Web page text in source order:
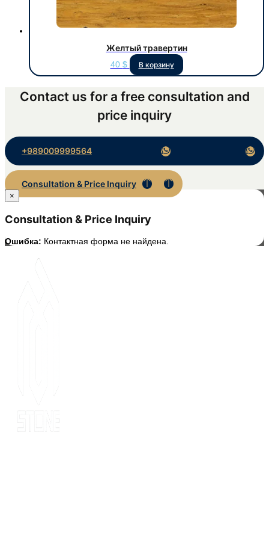
Желтый травертин
40 $ В корзину
Contact us for a free consultation and
price inquiry
+989009999564
Consultation & Price Inquiry
×
Consultation & Price Inquiry
Ошибка: Контактная форма не найдена.